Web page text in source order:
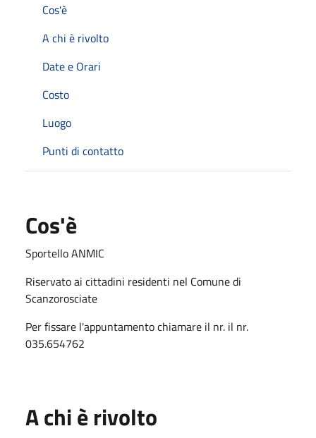
Cos'è
A chi è rivolto
Date e Orari
Costo
Luogo
Punti di contatto
Cos'è
Sportello ANMIC
Riservato ai cittadini residenti nel Comune di
Scanzorosciate
Per fissare l'appuntamento chiamare il nr. il nr.
035.654762
A chi è rivolto